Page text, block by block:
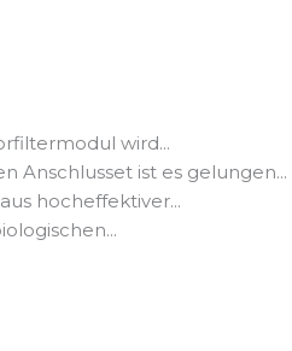
wird...
Anschlusset ist es gelungen...
hocheffektiver...